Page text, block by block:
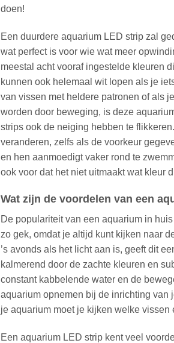
doen!
Een duurdere aquarium LED strip zal
wat perfect is voor wie wat meer
meestal acht vooraf ingestelde kleuren
kunnen ook helemaal wit lopen als je
van vissen met heldere patronen of als
worden door beweging, is deze
strips ook de neiging hebben te
veranderen, zelfs als de voorkeur
en hen aanmoedigt vaker rond te
ook voor dat het niet uitmaakt wat kleur
Wat zijn de voordelen van een
De populariteit van een aquarium in
zo gek, omdat je altijd kunt kijken naar
’s avonds als het licht aan is, geeft dit
kalmerend door de zachte kleuren en
constant kabbelende water en de
aquarium opnemen bij de inrichting van
je aquarium moet je kijken welke vissen
Een aquarium LED strip kent veel